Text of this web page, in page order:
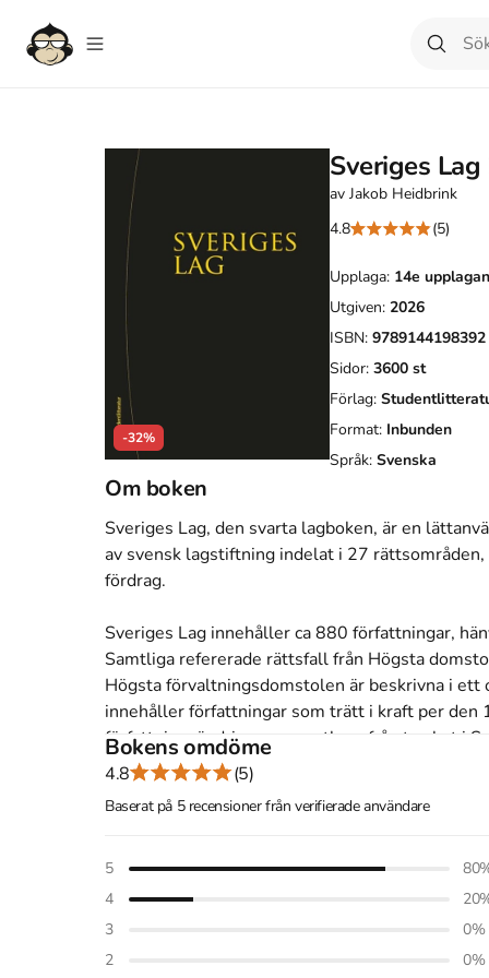
-32%
Sveriges
av Jakob Heidbrink
4.8
(5)
Upplaga: 14e upplagan
Utgiven: 2026
ISBN: 9789144198392
Sidor: 3600 st
Förlag:
Format: Inbunden
Språk: Svenska
Om boken
Sveriges Lag, den svarta lagboken, är en
av svensk lagstiftning indelat i 27
fördrag.
Sveriges Lag innehåller ca 880 författningar,
Samtliga refererade rättsfall från Högsta
Högsta förvaltningsdomstolen är beskrivna i
innehåller författningar som trätt i kraft per den
författningsändringar som utkom från trycket i
december 2025 till januari 2026 återges i ett
Bland de nya författningar som inkluderats i år
(2025:400) och socialtjänstförordningen
lagen (2025:327) om internationella
brottmål och lagen (2024:237) om vissa
I Sveriges Lag lägger vi mycket tid och kraft på
Bokens omdöme
4.8 (5)
Baserat på 5 recensioner från verifierade användare
5 80
4
20
3
0%
2
0%